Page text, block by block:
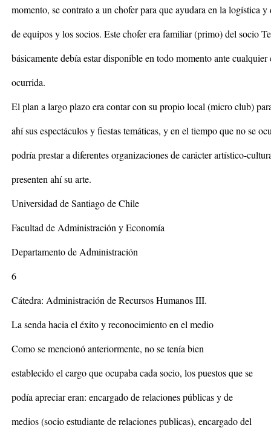
momento, se contrato a un chofer para que ayudara en la logística y
de equipos y los socios. Este chofer era familiar (primo) del socio
básicamente debía estar disponible en todo momento ante
ocurrida.
El plan a largo plazo era contar con su propio local (micro club)
ahí sus espectáculos y fiestas temáticas, y en el tiempo que no se
podría prestar a diferentes organizaciones de carácter artístico-
presenten ahí su arte.
Universidad de Santiago de Chile
Facultad de Administración y Economía
Departamento de Administración
6
Cátedra: Administración de Recursos Humanos III.
La senda hacia el éxito y reconocimiento en el medio
Como se mencionó anteriormente, no se tenía bien
establecido el cargo que ocupaba cada socio, los puestos que se
podía apreciar eran: encargado de relaciones públicas y de
medios (socio estudiante de relaciones publicas), encargado del